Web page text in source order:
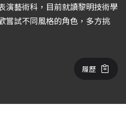
演藝術科，目前就讀黎明技術學
嘗試不同風格的角色，多方挑
履歷